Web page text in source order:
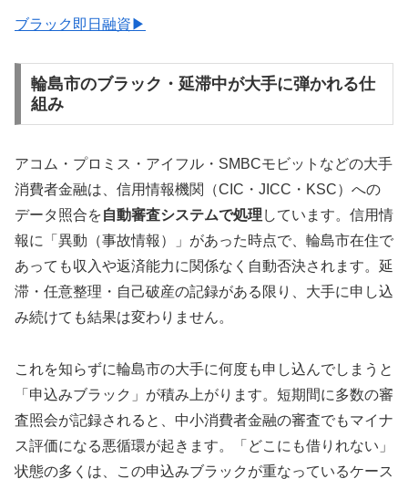
ブラック即日融資▶
輪島市のブラック・延滞中が大手に弾かれる仕
組み
アコム・プロミス・アイフル・SMBCモビットなどの大手
消費者金融は、信用情報機関（CIC・JICC・KSC）への
データ照合を自動審査システムで処理 しています。信用情
報に「異動（事故情報）」があった時点で、輪島市在住で
あっても収入や返済能力に関係なく自動否決されます。延
滞・任意整理・自己破産の記録がある限り、大手に申し込
み続けても結果は変わりません。
これを知らずに輪島市の大手に何度も申し込んでしまうと
「申込みブラック」が積み上がります。短期間に多数の審
査照会が記録されると、中小消費者金融の審査でもマイナ
ス評価になる悪循環が起きます。「どこにも借りれない」
状態の多くは、この申込みブラックが重なっているケース